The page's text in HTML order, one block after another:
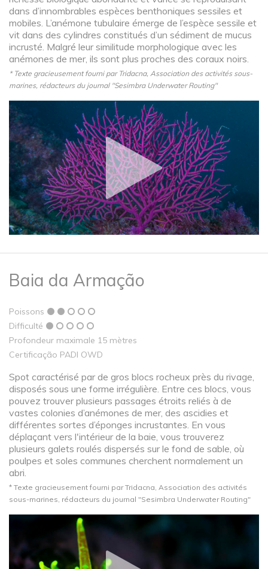
dans d’innombrables espèces benthoniques sessiles et
mobiles. L’anémone tubulaire émerge de l’espèce sessile et
vit dans des cylindres constitués d’un sédiment de mucus
incrusté. Malgré leur similitude morphologique avec les
anémones de mer, ils sont plus proches des coraux noirs.
* Texte gracieusement fourni par Tridacna, Association des activités sous-
marines, rédacteurs du journal "Sesimbra Underwater Routing"
Baia da Armação
Poissons
Difficulté
Profondeur maximale 15 mètres
Certificação PADI OWD
Spot caractérisé par de gros blocs rocheux près du rivage,
disposés sous une forme irrégulière. Entre ces blocs, vous
pouvez trouver plusieurs passages étroits reliés à de
vastes colonies d’anémones de mer, des ascidies et
différentes sortes d’éponges incrustantes. En vous
déplaçant vers l'intérieur de la baie, vous trouverez
plusieurs galets roulés dispersés sur le fond de sable, où
poulpes et soles communes cherchent normalement un
abri.
* Texte gracieusement fourni par Tridacna, Association des activités
sous-marines, rédacteurs du journal "Sesimbra Underwater Routing"